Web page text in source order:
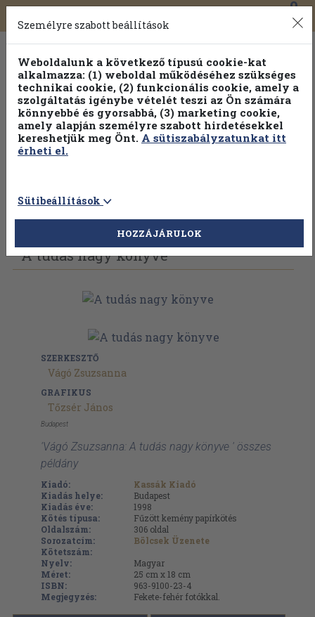
Toggle
navigation
0
Válogasson több mint 30 000 kötet közül
Hobbi témakörökben20% kedvezménnyel!
Vissza az előző oldalra Válasszon példányt
A tudás nagy könyve
SZERKESZTŐ
Vágó Zsuzsanna
GRAFIKUS
Tőzsér János
Budapest
'Vágó Zsuzsanna: A tudás nagy könyve ' összes
példány
Kiadó:
Kassák Kiadó
Kiadás helye:
Budapest
Kiadás éve:
1998
Kötés típusa:
Fűzött kemény papírkötés
Oldalszám:
306 oldal
Sorozatcím:
Bölcsek Üzenete
Kötetszám:
Nyelv:
Magyar
Méret:
25 cm x 18 cm
ISBN:
963-9100-23-4
Megjegyzés:
Fekete-fehér fotókkal.
Személyre szabott beállítások
Weboldalunk a következő típusú cookie-kat
alkalmazza: (1) weboldal működéséhez szükséges
technikai cookie, (2) funkcionális cookie, amely a
szolgáltatás igénybe vételét teszi az Ön számára
könnyebbé és gyorsabbá, (3) marketing cookie,
amely alapján személyre szabott hirdetésekkel
kereshetjük meg Önt. A sütiszabályzatunkat itt
érheti el.
Sütibeállítások
HOZZÁJÁRULOK